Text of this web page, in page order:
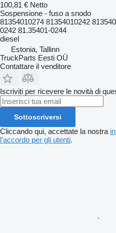
100,81 € Netto
Sospensione - fuso a snodo
81354010274 81354010242
0242 81.35401-0244
diesel
Estonia, Tallinn
TruckParts Eesti OÜ
Contattare il venditore
Iscriviti per ricevere le novità di
Sottoscriversi
Cliccando qui, accettate la nostra
l'accordo per gli utenti.